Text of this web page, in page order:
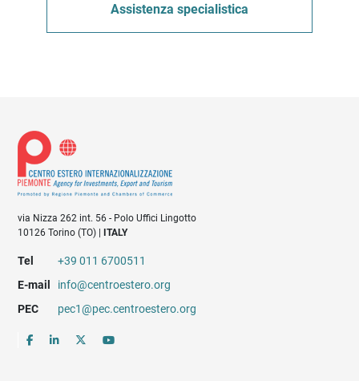
Assistenza specialistica
via Nizza 262 int. 56 - Polo Uffici Lingotto
10126 Torino (TO) |
ITALY
Tel
+39 011 6700511
E-mail
info@centroestero.org
PEC
pec1@pec.centroestero.org